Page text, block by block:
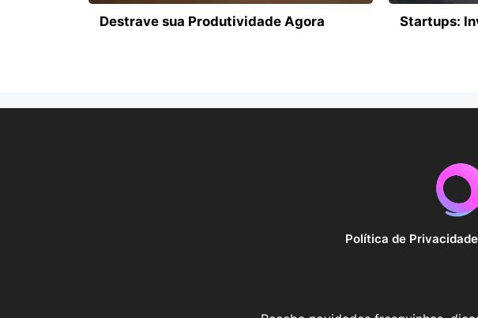
Destrave sua Produtividade Agora Startups:
Política de Privacidade